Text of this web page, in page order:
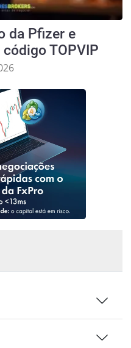
da Pfizer e
TOPVIP